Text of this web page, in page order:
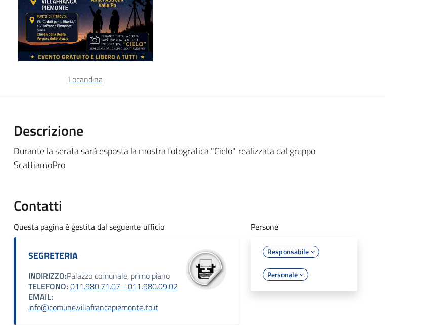
Locandina
Descrizione
Durante la serata sarà esposta la mostra fotografica "Cielo" realizzata dal gruppo
ScattiamoPro
Contatti
Questa pagina è gestita dal seguente ufficio
SEGRETERIA
INDIRIZZO:Palazzo comunale, primo piano
TELEFONO: 011.980.71.07 - 011.980.09.02
EMAIL:
info@comune.villafrancapiemonte.to.it
Persone
Responsabile
Personale